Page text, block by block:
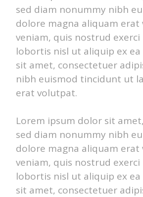
sed diam nonummy nibh
dolore magna aliquam
veniam, quis nostrud
lobortis nisl ut aliquip ex
sit amet, consectetuer
nibh euismod tincidunt ut
erat volutpat.
Lorem ipsum dolor sit
sed diam nonummy nibh
dolore magna aliquam
veniam, quis nostrud
lobortis nisl ut aliquip ex
sit amet, consectetuer